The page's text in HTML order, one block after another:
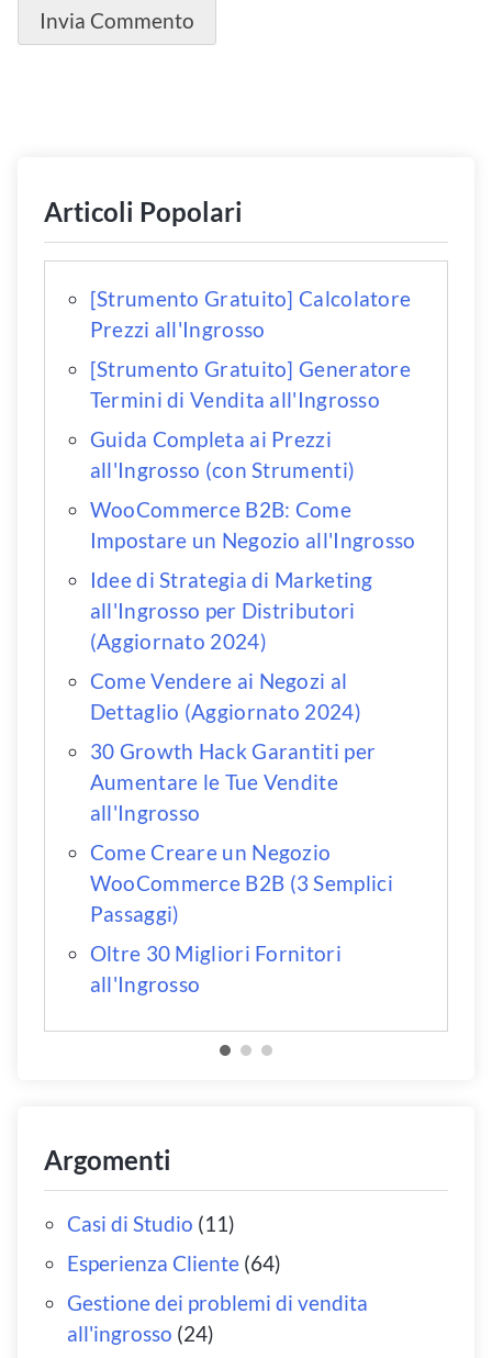
Articoli Popolari
[Strumento Gratuito] Calcolatore
Prezzi all'Ingrosso
[Strumento Gratuito] Generatore
Termini di Vendita all'Ingrosso
Guida Completa ai Prezzi
all'Ingrosso (con Strumenti)
WooCommerce B2B: Come
Impostare un Negozio all'Ingrosso
Idee di Strategia di Marketing
all'Ingrosso per Distributori
(Aggiornato 2024)
Come Vendere ai Negozi al
Dettaglio (Aggiornato 2024)
30 Growth Hack Garantiti per
Aumentare le Tue Vendite
all'Ingrosso
Come Creare un Negozio
WooCommerce B2B (3 Semplici
Passaggi)
Oltre 30 Migliori Fornitori
all'Ingrosso
Argomenti
Casi di Studio (11)
Esperienza Cliente(64)
Gestione dei problemi di vendita
all'ingrosso (24)